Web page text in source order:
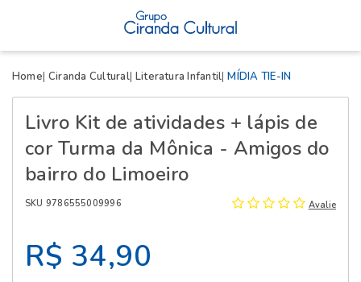
Home Ciranda Cultural Literatura Infantil MÍDIA TIE-IN
Livro Kit de atividades + lápis de
cor Turma da Mônica - Amigos do
bairro do Limoeiro
SKU 9786555009996 Avalie
R$ 34,90